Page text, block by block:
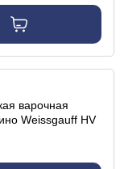
варочная
Weissgauff HV